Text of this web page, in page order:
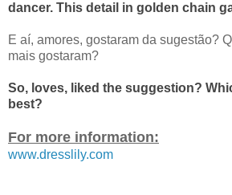
dancer. This detail in golden chain
E aí, amores, gostaram da sugestão?
mais gostaram?
So, loves, liked the suggestion?
best?
For more information:
www.dresslily.com